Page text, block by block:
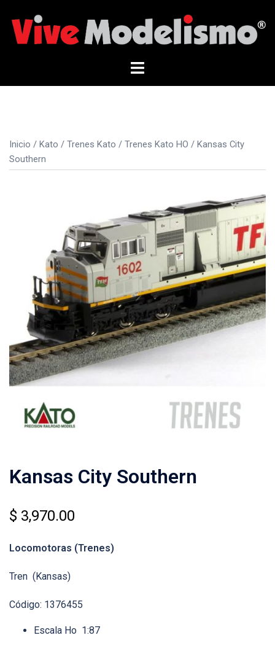
contenido
Alternar
Inicio / Kato / Trenes Kato / Trenes Kato HO / Kansas City
Southern
Kansas City Southern
$ 3,970.00
Locomotoras (Trenes)
Tren (Kansas)
Código: 1376455
Escala Ho 1:87